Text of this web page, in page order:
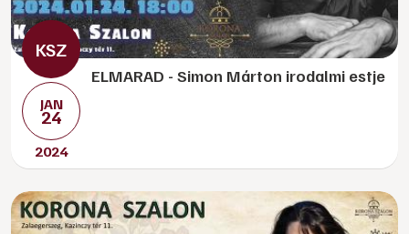
JAN
24
2024
ELMARAD - Simon Márton irodalmi estje